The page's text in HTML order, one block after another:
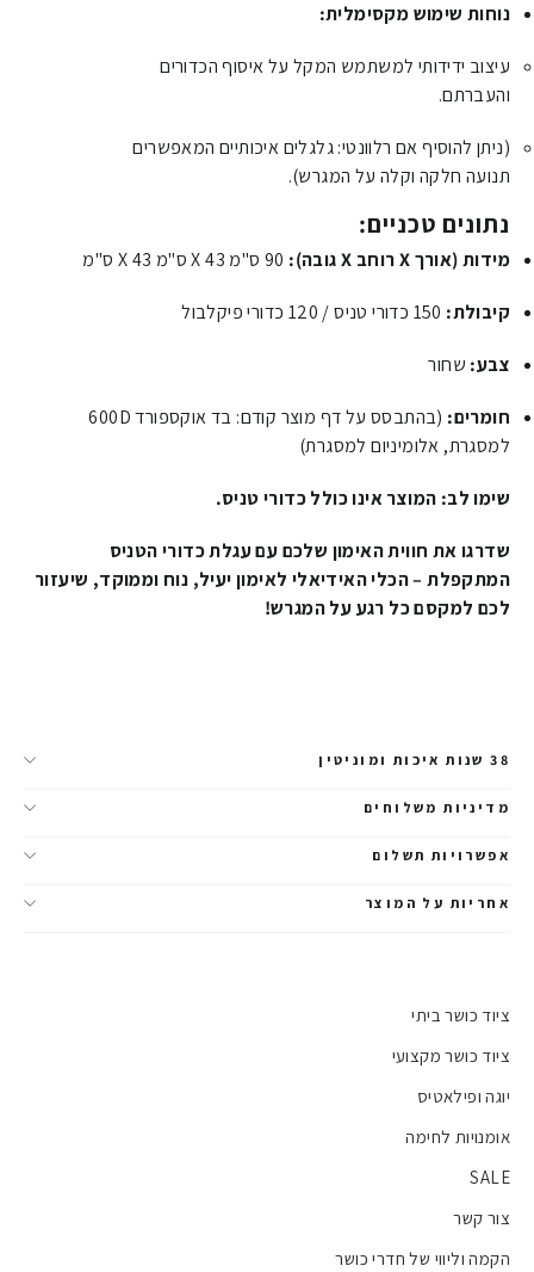
נוחות שימוש מקסימלית:
עיצוב ידידותי למשתמש המקל על איסוף הכדורים
והעברתם.
(ניתן להוסיף אם רלוונטי: גלגלים איכותיים המאפשרים
תנועה חלקה וקלה על המגרש).
נתונים טכניים:
מידות (אורך X רוחב X גובה):
קיבולת:
צבע: שחור
חומרים:
(בהתבסס על דף מוצר קודם: בד אוקספורד 600D
למסגרת, אלומיניום למסגרת)
שימו לב: המוצר אינו כולל כדורי טניס.
שדרגו את חווית האימון שלכם עם עגלת כדורי הטניס
המתקפלת – הכלי האידיאלי לאימון יעיל, נוח וממוקד, שיעזור
לכם למקסם כל רגע על המגרש!
38 שנות איכות ומוניטין
מדיניות משלוחים
אפשרויות תשלום
אחריות על המוצר
ציוד כושר ביתי
ציוד כושר מקצועי
יוגה ופילאטיס
אומנויות לחימה
SALE
צור קשר
הקמה וליווי של חדרי כושר